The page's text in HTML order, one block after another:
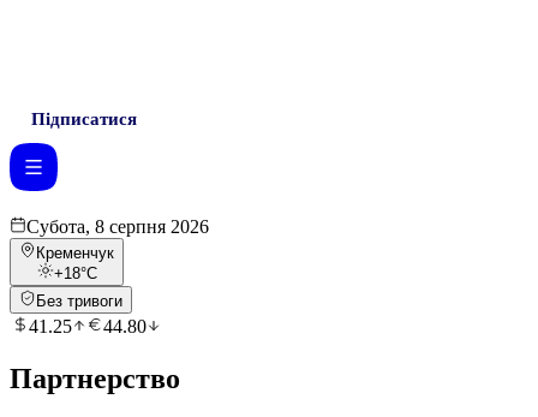
Підписатися
Субота, 8 серпня 2026
Кременчук
+18°C
Без тривоги
41.25 44.80
Партнерство